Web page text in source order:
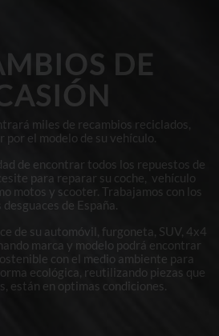
DE
miles de recambios reciclados,
el modelo de su vehículo.
de encontrar todos los repuestos de
para reparar su coche, vehículo
motos y scooter. Trabajamos con los
de España.
de su automóvil, furgoneta, SUV, 4x4
marca y modelo podrá encontrar
con el medio ambiente para
ecológica, reutilizando piezas que
están en optimas condiciones.